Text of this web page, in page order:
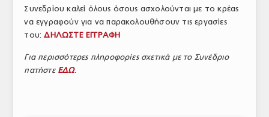
Συνεδρίου καλεί όλους όσους ασχολούνται με το κρέας
να εγγραφούν για να παρακολουθήσουν τις εργασίες
του:ΔΗΛΩΣΤΕ ΕΓΓΡΑΦΗ
Για περισσότερες πληροφορίες σχετικά με το Συνέδριο
πατήστε ΕΔΩ.